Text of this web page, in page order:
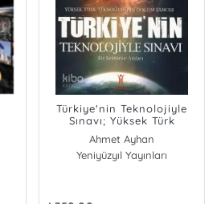
Türkiye'nin Teknolojiyle
Sınavı; Yüksek Türk
Teknolojisinin Doğum
Sancısı
Ahmet Ayhan
Yeniyüzyıl Yayınları